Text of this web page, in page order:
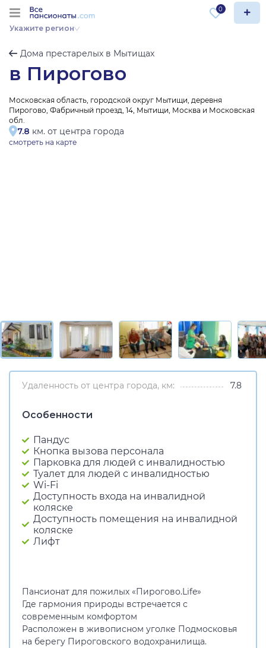
Укажите регион
0
Дома престарелых в Мытищах
в Пирогово
Московская область, городской округ Мытищи, деревня
Пирогово, Фабричный проезд, 14, Мытищи, Москва и Московская
обл.
7.8 км. от центра города
смотреть на карте
Удаленность от центра города, км: 7.8
Особенности
Пандус
Кнопка вызова персонала
Парковка для людей с инвалидностью
Туалет для людей с инвалидностью
Wi-Fi
Доступность входа на инвалидной
коляске
Доступность помещения на инвалидной
коляске
Лифт
Пансионат для пожилых «Пирогово.Life»
Где гармония природы встречается с
современным комфортом
Расположен в живописном уголке Подмосковья
на берегу Пироговского водохранилища.